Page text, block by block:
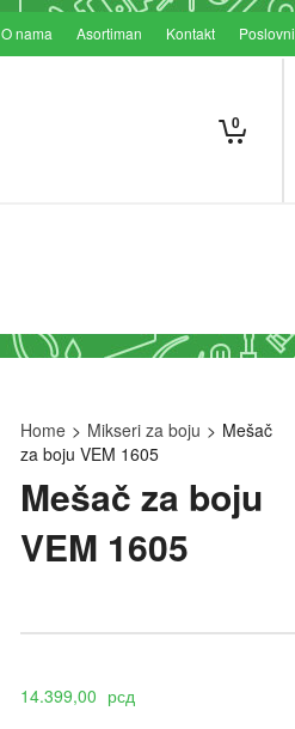
O nama Asortiman Kontakt
0
Home > Mikseri za boju > Mešač
za boju VEM 1605
Mešač za boju
VEM 1605
14.399,00 рсд